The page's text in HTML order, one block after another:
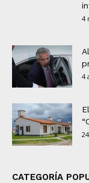
4
4
CATEGORÍA